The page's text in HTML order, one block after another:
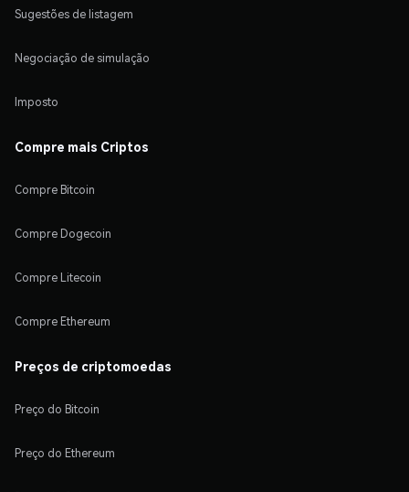
Sugestões de listagem
Negociação de simulação
Imposto
Compre mais Criptos
Compre Bitcoin
Compre Dogecoin
Compre Litecoin
Compre Ethereum
Preços de criptomoedas
Preço do Bitcoin
Preço do Ethereum